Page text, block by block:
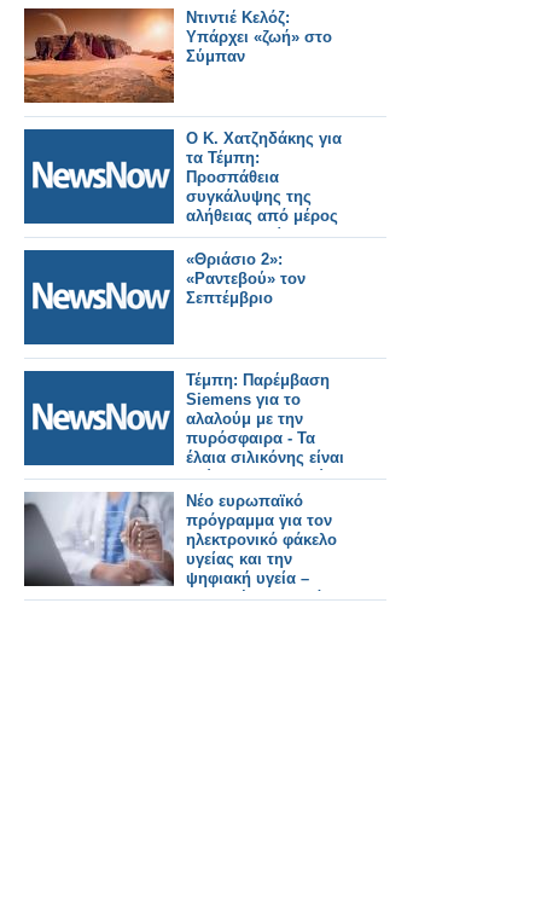
Ντιντιέ Κελόζ:
Υπάρχει «ζωή» στο
Σύμπαν
Ο Κ. Χατζηδάκης για
τα Τέμπη:
Προσπάθεια
συγκάλυψης της
αλήθειας από μέρος
της αντιπολίτευσης
«Θριάσιο 2»:
«Ραντεβού» τον
Σεπτέμβριο
Τέμπη: Παρέμβαση
Siemens για το
αλαλούμ με την
πυρόσφαιρα - Τα
έλαια σιλικόνης είναι
«δύσκολο να καούν»
και παράγουν
λιγότερη θερμότητα
Νέο ευρωπαϊκό
πρόγραμμα για τον
ηλεκτρονικό φάκελο
υγείας και την
ψηφιακή υγεία –
Συμμετέχει η Ελλάδα